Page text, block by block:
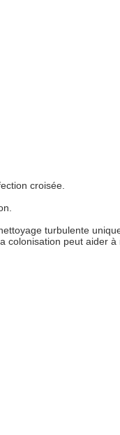
croisée.
turbulente
peut aider